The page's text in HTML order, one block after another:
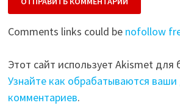
Comments links could be nofollow
Этот сайт использует Akismet для
Узнайте как обрабатываются
комментариев.